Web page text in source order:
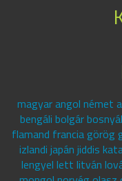
magyar angol német
bengáli bolgár
flamand francia görög
izlandi japán jiddis
lengyel lett litván